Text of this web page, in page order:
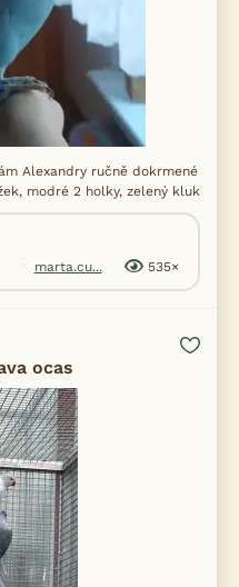
Alexandry ručně dokrmené
modré 2 holky, zelený kluk
marta.cu... 535×
ocas